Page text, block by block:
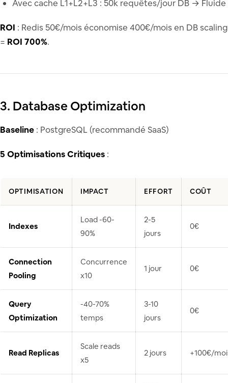
Avec cache L1+L2+L3 : 50k requêtes/jour DB → Fluide
ROI : Redis 50€/mois économise 400€/mois en DB scaling
= ROI 700%.
3. Database Optimization
Baseline : PostgreSQL (recommandé SaaS)
5 Optimisations Critiques :
OPTIMISATION IMPACT EFFORT COÛT
Indexes
Load -60-
90%
2-5
jours
0€
Connection
Pooling
Concurrence
x10
1 jour 0€
Query
Optimization
-40-70%
temps
3-10
jours
0€
Read Replicas
Scale reads
x5
2 jours +100€/